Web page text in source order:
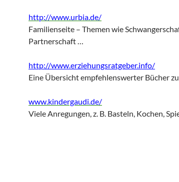
http://www.urbia.de/
Familienseite – Themen wie
Partnerschaft …
http://www.erziehungsratgeber.info/
Eine Übersicht empfehlenswerter Bücher
www.kindergaudi.de/
Viele Anregungen, z. B. Basteln, Kochen,